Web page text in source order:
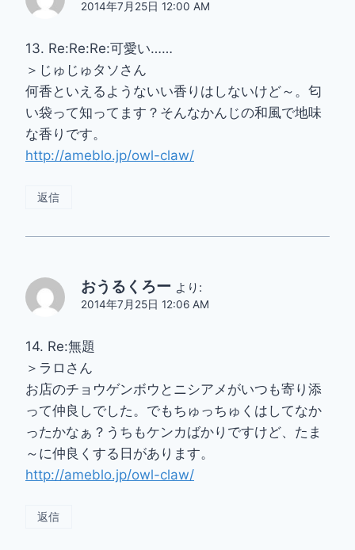
2014年7月25日 12:00 AM
13. Re:Re:Re:可愛い……
＞じゅじゅタソさん
何香といえるようないい香りはしないけど～。匂
い袋って知ってます？そんなかんじの和風で地味
な香りです。
http://ameblo.jp/owl-claw/
返信
おうるくろー より:
2014年7月25日 12:06 AM
14. Re:無題
＞ラロさん
お店のチョウゲンボウとニシアメがいつも寄り添
って仲良しでした。でもちゅっちゅくはしてなか
ったかなぁ？うちもケンカばかりですけど、たま
～に仲良くする日があります。
http://ameblo.jp/owl-claw/
返信